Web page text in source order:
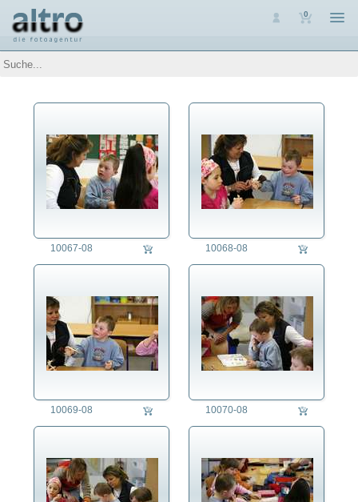
0
Auswahl
Themen
Architektur
Assoziative Themen
Brauchtum
Denkmalpflege
Ernährung
Beruf
Erwachsenenbildung
Fortbildung
Schule
Fest/Festlichkeit
Forschung/Wissenschaft
Gesundheitswesen
Jahreszeit
10067-08 10068-08
10069-08 10070-08